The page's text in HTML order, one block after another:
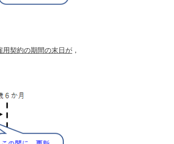
用契約の期間の末日が ，